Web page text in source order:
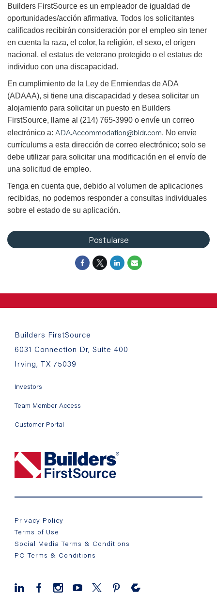
Builders FirstSource es un empleador de igualdad de
oportunidades/acción afirmativa. Todos los solicitantes
calificados recibirán consideración por el empleo sin tener
en cuenta la raza, el color, la religión, el sexo, el origen
nacional, el estatus de veterano protegido o el estatus de
individuo con una discapacidad.
En cumplimiento de la Ley de Enmiendas de ADA
(ADAAA), si tiene una discapacidad y desea solicitar un
alojamiento para solicitar un puesto en Builders
FirstSource, llame al (214) 765-3990 o envíe un correo
electrónico a: ADA.Accommodation@bldr.com. No envíe
currículums a esta dirección de correo electrónico; solo se
debe utilizar para solicitar una modificación en el envío de
una solicitud de empleo.
Tenga en cuenta que, debido al volumen de aplicaciones
recibidas, no podemos responder a consultas individuales
sobre el estado de su aplicación.
Postularse
Builders FirstSource
6031 Connection Dr, Suite 400
Irving, TX 75039
Investors
Team Member Access
Customer Portal
Privacy Policy
Terms of Use
Social Media Terms & Conditions
PO Terms & Conditions